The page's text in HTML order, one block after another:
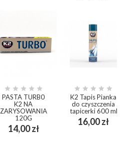
    
PASTA TURB0
K2 NA
ZARYSOWANIA
120G
14,00 złCena
    
K2 Tapis Pianka
do czyszczenia
tapicerki 600 ml
16,00 złCena